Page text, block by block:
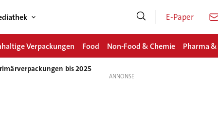
E-Paper
Verpackungen Food Non-Food & Chemie Pharma
bis 2025